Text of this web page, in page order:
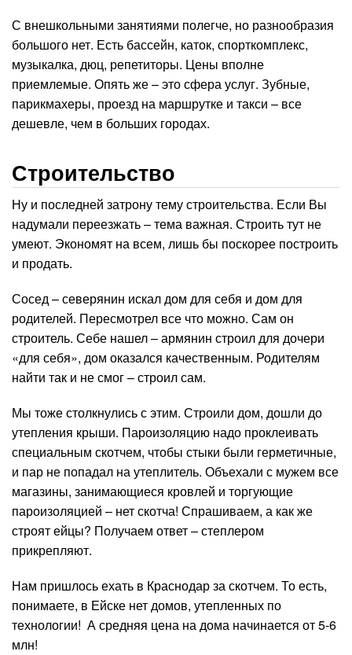
С внешкольными занятиями полегче, но разнообразия
большого нет. Есть бассейн, каток, спорткомплекс,
музыкалка, дюц, репетиторы. Цены вполне
приемлемые. Опять же – это сфера услуг. Зубные,
парикмахеры, проезд на маршрутке и такси – все
дешевле, чем в больших городах.
Строительство
Ну и последней затрону тему строительства. Если Вы
надумали переезжать – тема важная. Строить тут не
умеют. Экономят на всем, лишь бы поскорее построить
и продать.
Сосед – северянин искал дом для себя и дом для
родителей. Пересмотрел все что можно. Сам он
строитель. Себе нашел – армянин строил для дочери
«для себя», дом оказался качественным. Родителям
найти так и не смог – строил сам.
Мы тоже столкнулись с этим. Строили дом, дошли до
утепления крыши. Пароизоляцию надо проклеивать
специальным скотчем, чтобы стыки были герметичные,
и пар не попадал на утеплитель. Объехали с мужем все
магазины, занимающиеся кровлей и торгующие
пароизоляцией – нет скотча! Спрашиваем, а как же
строят ейцы? Получаем ответ – степлером
прикрепляют.
Нам пришлось ехать в Краснодар за скотчем. То есть,
понимаете, в Ейске нет домов, утепленных по
технологии! А средняя цена на дома начинается от 5-6
млн!